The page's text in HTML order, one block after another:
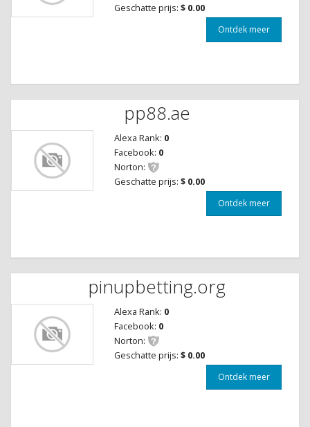
Geschatte prijs: $ 0.00
Ontdek meer
pp88.ae
Alexa Rank: 0
Facebook: 0
Norton:
Geschatte prijs: $ 0.00
Ontdek meer
pinupbetting.org
Alexa Rank: 0
Facebook: 0
Norton:
Geschatte prijs: $ 0.00
Ontdek meer